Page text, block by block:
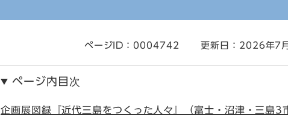
ページID：0004742 更新日：2026年7
ページ内目次
企画展図録『近代三島をつくった人々』（富士・沼津・三島3